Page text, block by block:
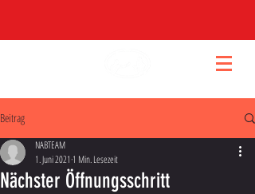
Beitrag
Nächster Öffnungsschritt
NABTEAM
1. Juni 2021 1 Min. Lesezeit